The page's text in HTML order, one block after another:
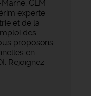
CLM
experte
et de la
des
proposons
en
Rejoignez-